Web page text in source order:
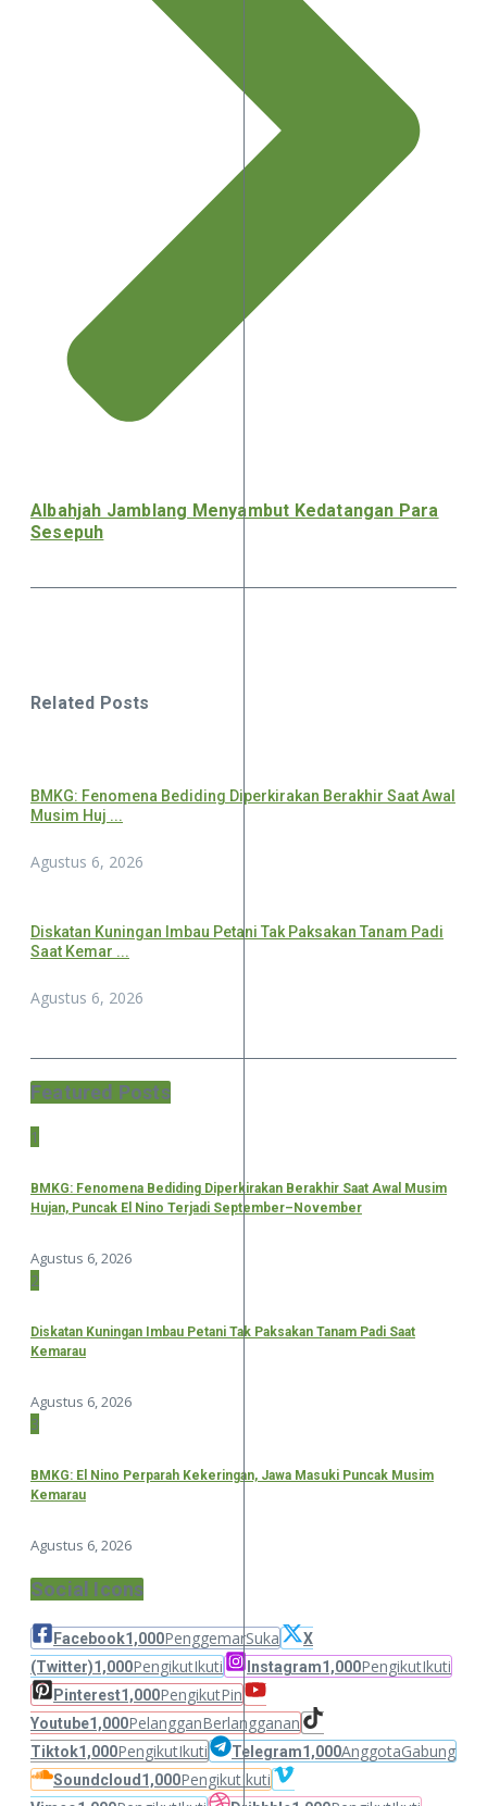
Albahjah Jamblang Menyambut Kedatangan Para
Sesepuh
Related Posts
BMKG: Fenomena Bediding Diperkirakan Berakhir Saat Awal
Musim Huj ...
Agustus 6, 2026
Diskatan Kuningan Imbau Petani Tak Paksakan Tanam Padi
Saat Kemar ...
Agustus 6, 2026
Featured Posts
1
BMKG: Fenomena Bediding Diperkirakan Berakhir Saat Awal Musim
Hujan, Puncak El Nino Terjadi September–November
Agustus 6, 2026
2
Diskatan Kuningan Imbau Petani Tak Paksakan Tanam Padi Saat
Kemarau
Agustus 6, 2026
3
BMKG: El Nino Perparah Kekeringan, Jawa Masuki Puncak Musim
Kemarau
Agustus 6, 2026
Social Icons
Facebook1,000PenggemarSuka
X
(Twitter)1,000PengikutIkuti Instagram1,000PengikutIkuti
Pinterest1,000PengikutPin
Youtube1,000PelangganBerlangganan
Tiktok1,000PengikutIkuti Telegram1,000AnggotaGabung
Soundcloud 1,000PengikutIkuti